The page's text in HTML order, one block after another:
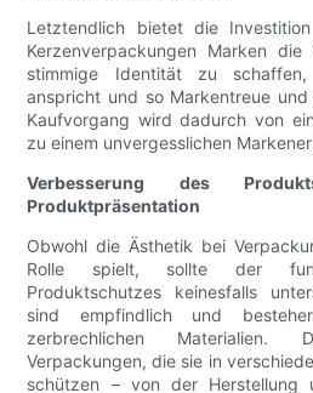
Letztendlich bietet die
Kerzenverpackungen Marken
stimmige Identität zu
anspricht und so Markentreue
Kaufvorgang wird dadurch von
zu einem unvergesslichen
Verbesserung des
Produktpräsentation
Obwohl die Ästhetik bei
Rolle spielt, sollte der
Produktschutzes keinesfalls
sind empfindlich und
zerbrechlichen Materialien.
Verpackungen, die sie in
schützen – von der Herstellung